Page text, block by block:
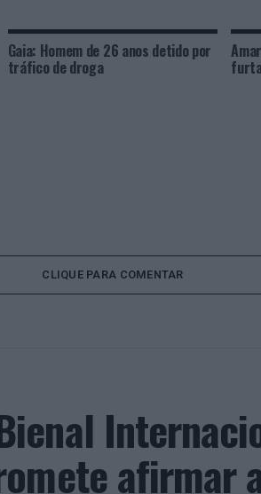
Gaia: Homem de 26 anos detido por
tráfico de droga
CLIQUE PARA COMENTAR
afirmar